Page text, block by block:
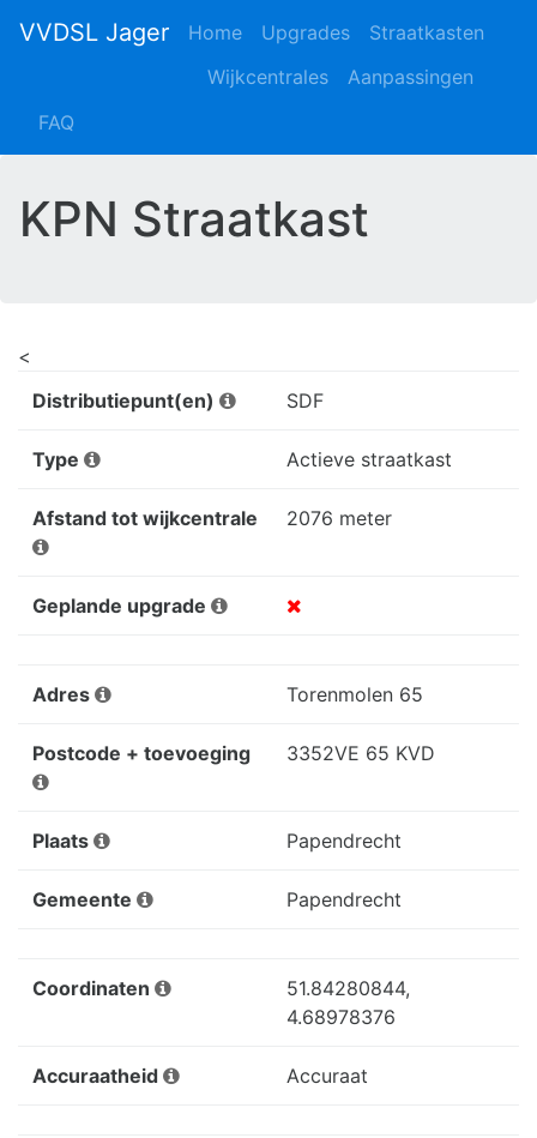
VVDSL Jager Home Upgrades
Straatkasten
Wijkcentrales
Aanpassingen
FAQ
KPN Straatkast
<
Distributiepunt(en)
SDF
Type Actieve straatkast
Afstand tot wijkcentrale 2076 meter
Geplande upgrade
Adres Torenmolen 65
Postcode + toevoeging 3352VE 65 KVD
Plaats Papendrecht
Gemeente Papendrecht
Coordinaten
51.84280844,
4.68978376
Accuraatheid Accuraat